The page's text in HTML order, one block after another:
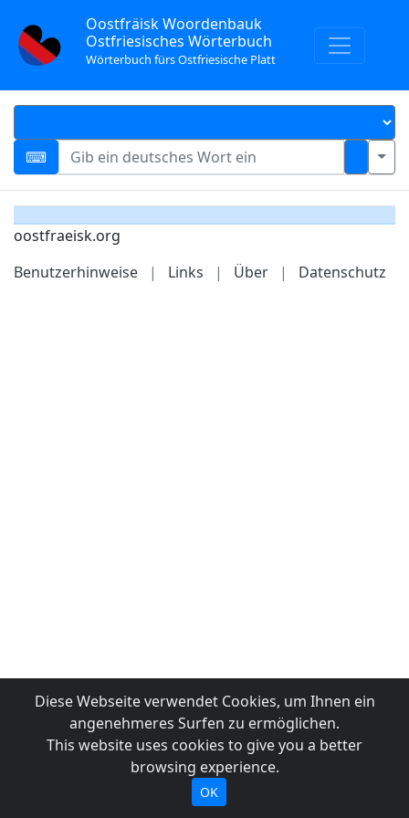
Oostfräisk Woordenbauk
Ostfriesisches Wörterbuch
Wörterbuch fürs Ostfriesische Platt
oostfraeisk.org
Benutzerhinweise
| Links | Über | Datenschutz
Diese Webseite verwendet Cookies, um Ihnen ein
angenehmeres Surfen zu ermöglichen.
This website uses cookies to give you a better
browsing experience.
OK